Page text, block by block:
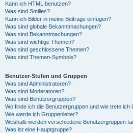
Kann ich HTML benutzen?
Was sind Smilies?
Kann ich Bilder in meine Beiträge einfügen?
Was sind globale Bekanntmachungen?
Was sind Bekanntmachungen?
Was sind wichtige Themen?
Was sind geschlossene Themen?
Was sind Themen-Symbole?
Benutzer-Stufen und Gruppen
Was sind Administratoren?
Was sind Moderatoren?
Was sind Benutzergruppen?
Wo finde ich die Benutzergruppen und wie trete ich
Wie werde ich Gruppenleiter?
Weshalb werden verschiedene Benutzergruppen
Was ist eine Hauptgruppe?